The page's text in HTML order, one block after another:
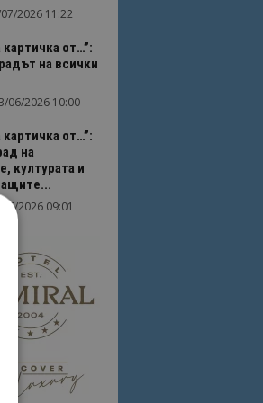
2026 11:22
от…”:
на всички
06/2026 10:00
от…”:
на
културата и
2026 09:01